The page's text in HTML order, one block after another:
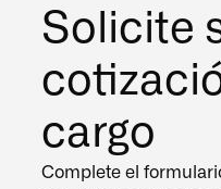
Solicite
cargo
Complete el